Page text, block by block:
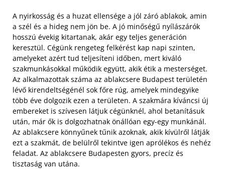
A nyirkosság és a huzat ellensége a jól záró ablakok, amin
a szél és a hideg nem jön be. A jó minőségű nyílászárók
hosszú évekig kitartanak, akár egy teljes generáción
keresztül. Cégünk rengeteg felkérést kap napi szinten,
amelyeket azért tud teljesíteni időben, mert kiváló
szakmunkásokkal működik együtt, akik étik a mesterséget.
Az alkalmazottak száma az ablakcsere Budapest területén
lévő kirendeltségénél sok főre rúg, amelyek mindegyike
több éve dolgozik ezen a területen. A szakmára kíváncsi új
embereket is szívesen látjuk cégünknél, ahol betanításuk
után, már ők is dolgozhatnak önállóan egy-egy munkánál.
Az ablakcsere könnyűnek tűnik azoknak, akik kívülről látják
ezt a szakmát, de belülről tekintve igen aprólékos és nehéz
feladat. Az ablakcsere Budapesten gyors, precíz és
tisztaság van utána.